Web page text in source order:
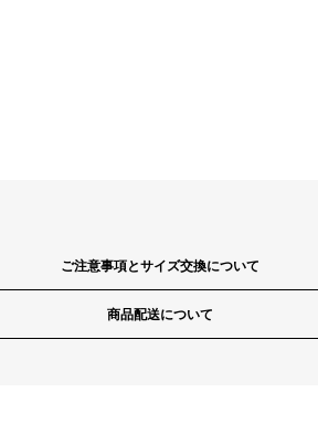
ご注意事項とサイズ交換について
商品配送について